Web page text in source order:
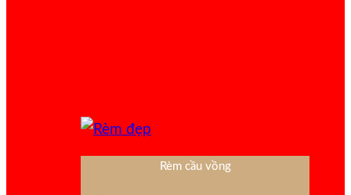
Rèm cầu vồng